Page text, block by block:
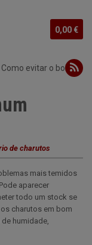
0,00 €
Como evitar o bolor
de charutos
mais temidos
aparecer
todo um stock se
charutos em bom
humidade,